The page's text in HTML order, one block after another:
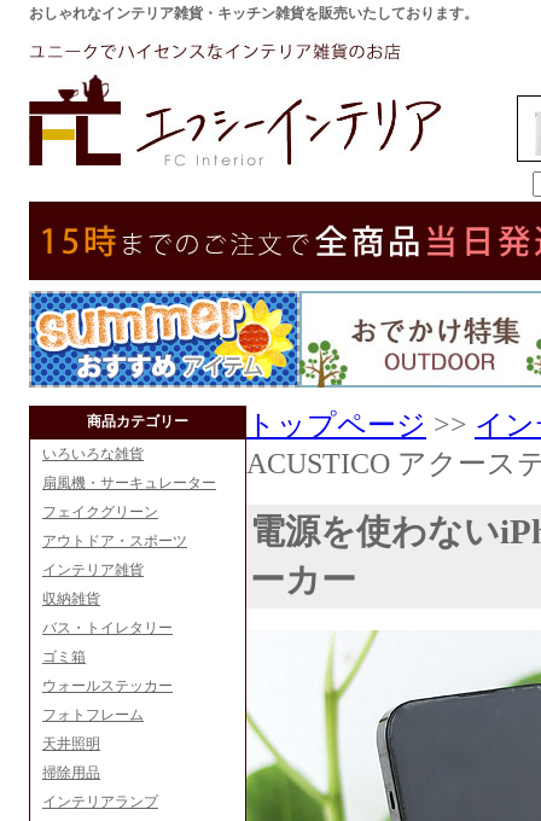
おしゃれなインテリア雑貨・キッチン雑貨を販売いたしております。
商品カテゴリー
いろいろな雑貨
扇風機・サーキュレーター
フェイクグリーン
アウトドア・スポーツ
インテリア雑貨
収納雑貨
バス・トイレタリー
ゴミ箱
ウォールステッカー
フォトフレーム
天井照明
掃除用品
インテリアランプ
トップページ >> イ
ACUSTICO アクース
電源を使わない
ーカー